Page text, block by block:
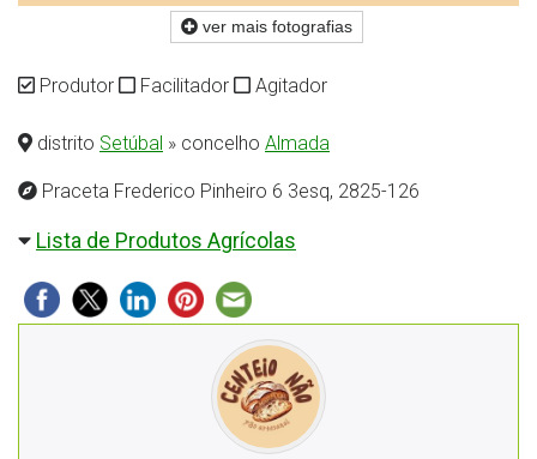
ver mais fotografias
Produtor Facilitador Agitador
distrito Setúbal » concelho Almada
Praceta Frederico Pinheiro 6 3esq, 2825-126
Lista de Produtos Agrícolas